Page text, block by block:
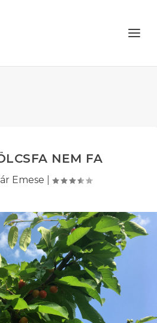
NEM FA
Emese